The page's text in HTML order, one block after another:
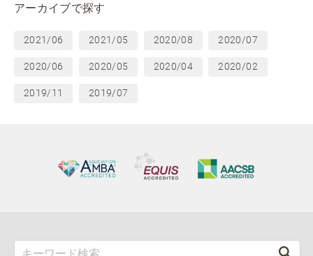
アーカイブで探す
2021/06 2021/05 2020/08 2020/07
2020/06 2020/05 2020/04 2020/02
2019/11 2019/07